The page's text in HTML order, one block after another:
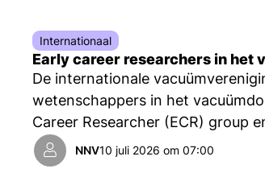
Early career researchers in het
De internationale
wetenschappers in het
Career Researcher (ECR) group
NNV10 juli 2026 om 07:00
Internationaal